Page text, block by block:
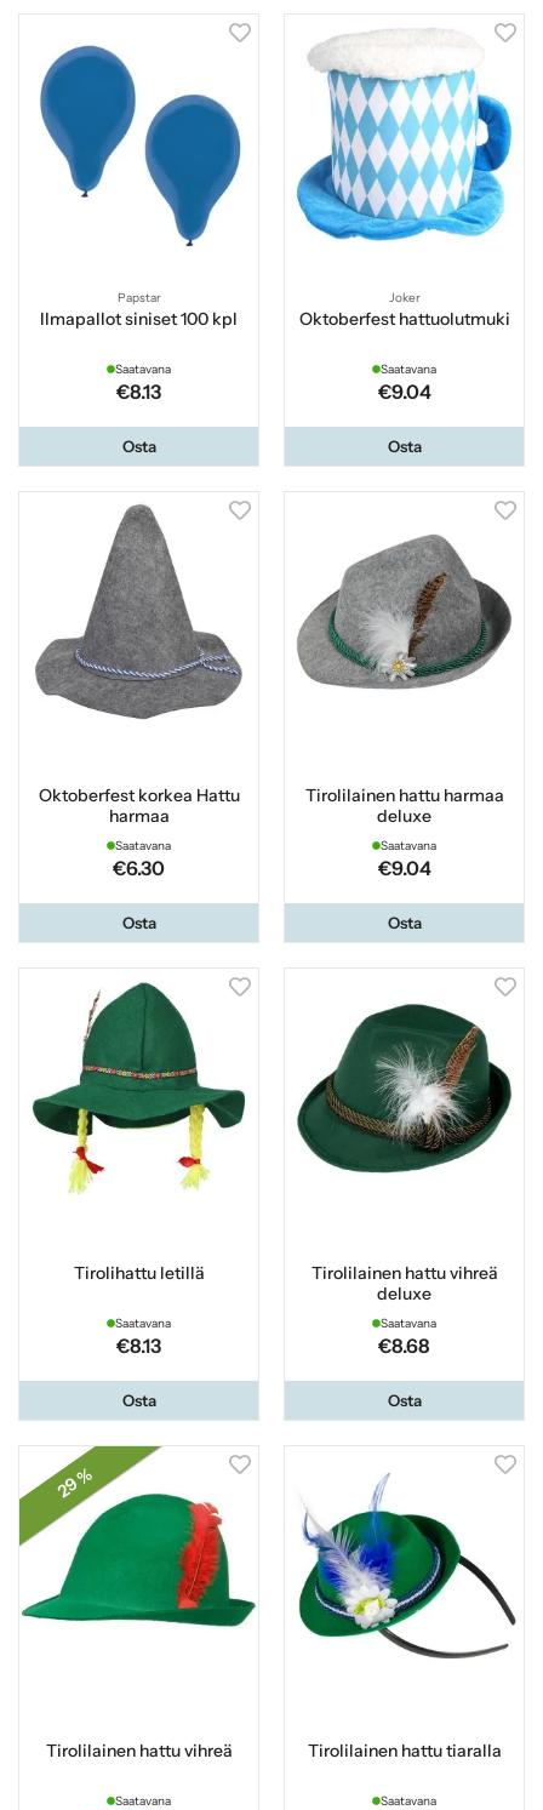
Papstar
Ilmapallot siniset 100 kpl
Saatavana
€8.13
Osta
Joker
Oktoberfest hattuolutmuki
Saatavana
€9.04
Osta
Oktoberfest korkea Hattu
harmaa
Saatavana
€6.30
Osta
Tirolilainen hattu harmaa
deluxe
Saatavana
€9.04
Osta
Tirolihattu letillä
Saatavana
€8.13
Osta
Tirolilainen hattu vihreä
deluxe
Saatavana
€8.68
Osta
29 %
Tirolilainen hattu vihreä
Saatavana
Tirolilainen hattu tiaralla
Saatavana